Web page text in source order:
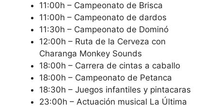
11:00h – Campeonato de Brisca
11:00h – Campeonato de dardos
11:30h – Campeonato de Dominó
12:00h – Ruta de la Cerveza con
Charanga Monkey Sounds
18:00h – Carrera de cintas a caballo
18:00h – Campeonato de Petanca
18:30h – Juegos infantiles y pintacaras
23:00h – Actuación musical La Última